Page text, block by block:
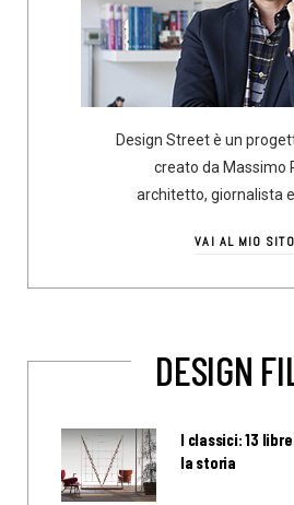
Design Street è un
creato da Massimo
architetto, giornalista
VAI AL MIO SITO
DESIGN
I classici: 13
la storia